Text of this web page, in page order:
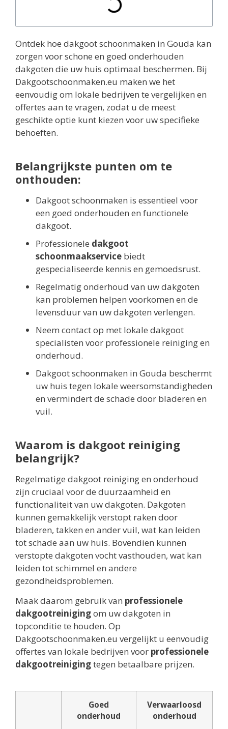
Ontdek hoe dakgoot schoonmaken in Gouda kan
zorgen voor schone en goed onderhouden
dakgoten die uw huis optimaal beschermen. Bij
Dakgootschoonmaken.eu maken we het
eenvoudig om lokale bedrijven te vergelijken en
offertes aan te vragen, zodat u de meest
geschikte optie kunt kiezen voor uw specifieke
behoeften.
Belangrijkste punten om te
onthouden:
Dakgoot schoonmaken is essentieel voor
een goed onderhouden en functionele
dakgoot.
Professionele dakgoot
schoonmaakservice biedt
gespecialiseerde kennis en gemoedsrust.
Regelmatig onderhoud van uw dakgoten
kan problemen helpen voorkomen en de
levensduur van uw dakgoten verlengen.
Neem contact op met lokale dakgoot
specialisten voor professionele reiniging en
onderhoud.
Dakgoot schoonmaken in Gouda beschermt
uw huis tegen lokale weersomstandigheden
en vermindert de schade door bladeren en
vuil.
Waarom is dakgoot reiniging
belangrijk?
Regelmatige dakgoot reiniging en onderhoud
zijn cruciaal voor de duurzaamheid en
functionaliteit van uw dakgoten. Dakgoten
kunnen gemakkelijk verstopt raken door
bladeren, takken en ander vuil, wat kan leiden
tot schade aan uw huis. Bovendien kunnen
verstopte dakgoten vocht vasthouden, wat kan
leiden tot schimmel en andere
gezondheidsproblemen.
Maak daarom gebruik van professionele
dakgootreinigingom uw dakgoten in
topconditie te houden. Op
Dakgootschoonmaken.eu vergelijkt u eenvoudig
offertes van lokale bedrijven voor professionele
dakgootreinigingtegen betaalbare prijzen.
Goed
onderhoud
Verwaarloosd
onderhoud